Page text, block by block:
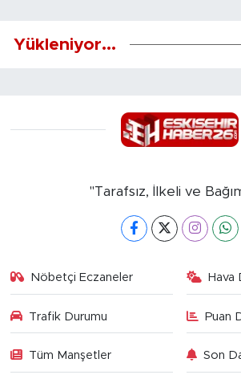
Yükleniyor...
"Tarafsız, İlkeli ve
Nöbetçi Eczaneler Hava
Trafik Durumu Puan
Tüm Manşetler Son